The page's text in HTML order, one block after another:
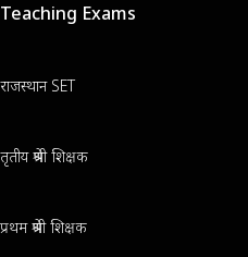
Teaching Exams
राजस्थान SET
तृतीय श्रेणी शिक्षक
प्रथम श्रेणी शिक्षक